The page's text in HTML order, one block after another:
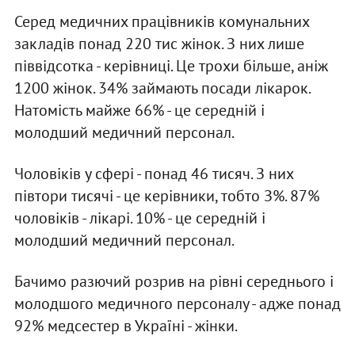
Серед медичних працівників комунальних
закладів понад 220 тис жінок. З них лише
піввідсотка - керівниці. Це трохи більше, аніж
1200 жінок. 34% займають посади лікарок.
Натомість майже 66% - це середній і
молодший медичний персонал.
Чоловіків у сфері - понад 46 тисяч. З них
півтори тисячі - це керівники, тобто З%. 87%
чоловіків - лікарі. 10% - це середній і
молодший медичний персонал.
Бачимо разючий розрив на рівні середнього і
молодшого медичного персоналу - адже понад
92% медсестер в Україні - жінки.